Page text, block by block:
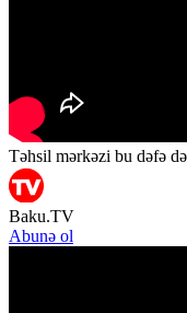
Təhsil mərkəzi bu dəfə
Baku.TV
Abunə ol